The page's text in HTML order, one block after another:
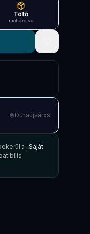
Töltő
mellékelve
Dunaújváros
a „Saját